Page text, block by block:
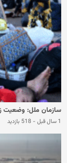
سازمان ملل: وضعیت
1 سال قبل - 518 بازدید